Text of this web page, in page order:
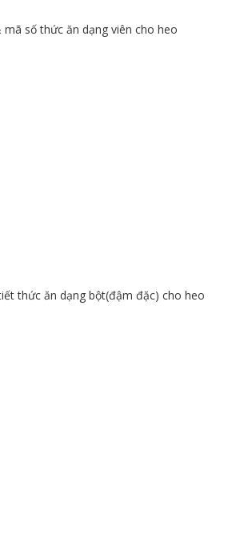
mã số thức ăn dạng viên cho heo
thức ăn dạng bột(đậm đặc) cho heo